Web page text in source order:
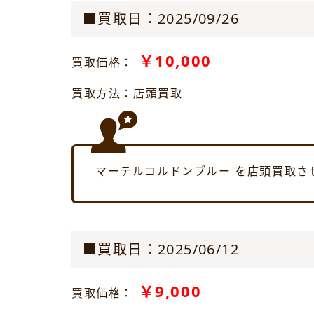
■買取日：2025/09/26
買取価格： ￥10,000
買取方法：店頭買取
マーテルコルドンブルー を店頭買取
■買取日：2025/06/12
買取価格： ￥9,000